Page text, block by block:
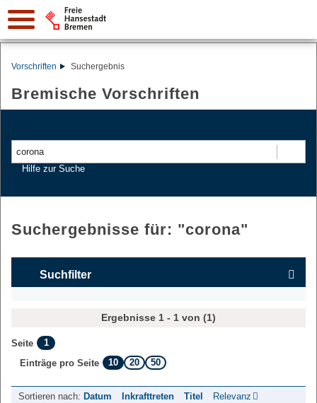
Vorschriften Suchergebnis
Bremische Vorschriften
Hilfe zur Suche
Suchergebnisse für: "corona"
Suchfilter
Ergebnisse 1 - 1 von (1)
Seite
1
Einträge pro Seite
10 20 50
Sortieren nach: Datum Inkrafttreten Titel Relevanz